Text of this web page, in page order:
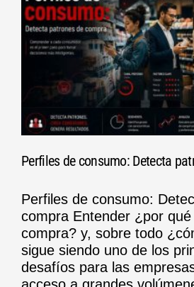
Perfiles de consumo: Detecta
Perfiles de consumo:
compra Entender ¿por
compra? y, sobre todo
sigue siendo uno de los
desafíos para las